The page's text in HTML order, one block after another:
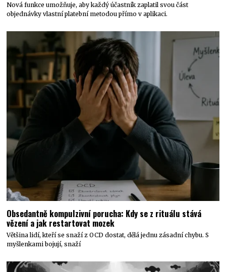
Nová funkce umožňuje, aby každý účastník zaplatil svou část
objednávky vlastní platební metodou přímo v aplikaci.
Obsedantně kompulzivní porucha: Kdy se z rituálu stává
vězení a jak restartovat mozek
Většina lidí, kteří se snaží z OCD dostat, dělá jednu zásadní chybu. S
myšlenkami bojují, snaží